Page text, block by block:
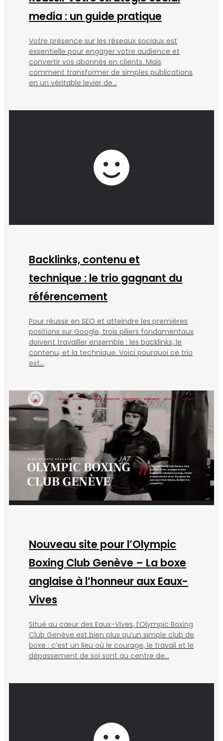
media : un guide pratique
Votre présence sur les réseaux sociaux est
essentielle pour engager votre audience et
convertir vos abonnés en clients. Mais
comment transformer de simples publications
en un véritable levier de...
Backlinks, contenu et
technique : le trio gagnant du
référencement
Pour réussir en SEO et atteindre les premières
positions sur Google, trois piliers fondamentaux
doivent travailler ensemble : les backlinks, le
contenu, et la technique. Voici pourquoi ce trio
est...
Nouveau site pour l’Olympic
Boxing Club Genève – La boxe
anglaise à l’honneur aux Eaux-
Vives
Situé au cœur des Eaux-Vives, l’Olympic Boxing
Club Genève est bien plus qu’un simple club de
boxe : c’est un lieu où le courage, le travail et le
dépassement de soi sont au centre de...